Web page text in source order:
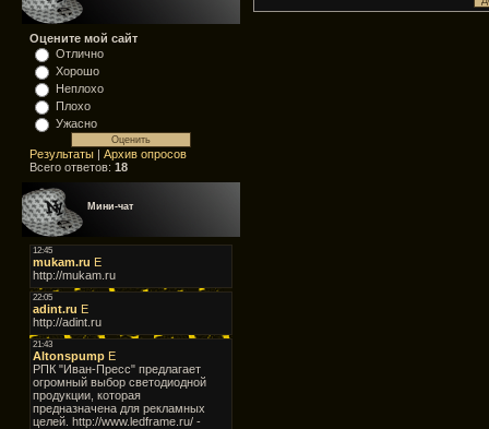
Оцените мой сайт
Отлично
Хорошо
Неплохо
Плохо
Ужасно
Результаты | Архив опросов
Всего ответов: 18
Мини-чат